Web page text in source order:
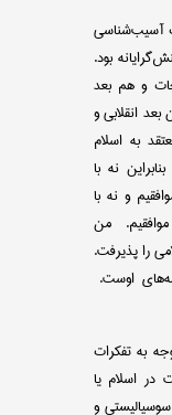
آسیب‌شناسی
بود.
و هم بعد
انقلابی و
به اسلام
نه با
و نه با
موافقیم. من
را پذیرفت.
اوست.
به تفکرات
در اسلام یا
و